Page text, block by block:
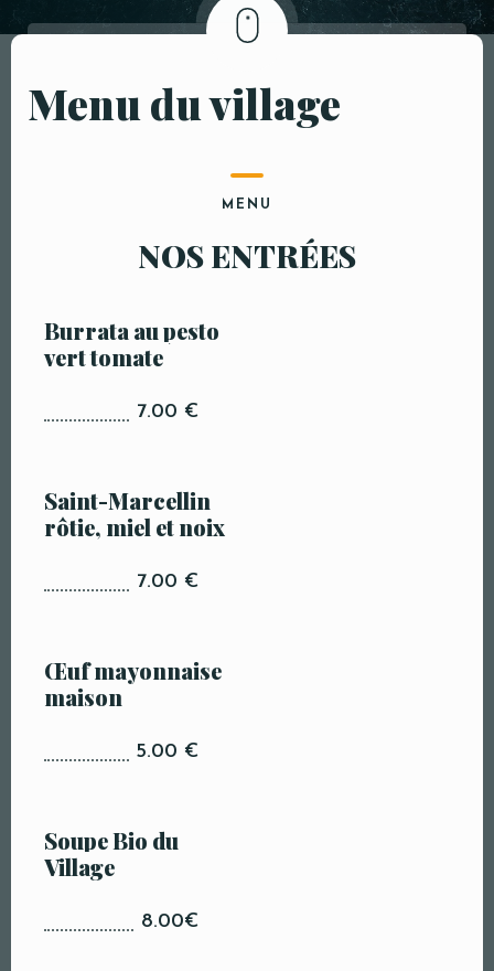
Menu du village
MENU
NOS ENTRÉES
Burrata au pesto
vert tomate
7.00 €
Saint-Marcellin
rôtie, miel et noix
7.00 €
Œuf mayonnaise
maison
5.00 €
Soupe Bio du
Village
8.00€